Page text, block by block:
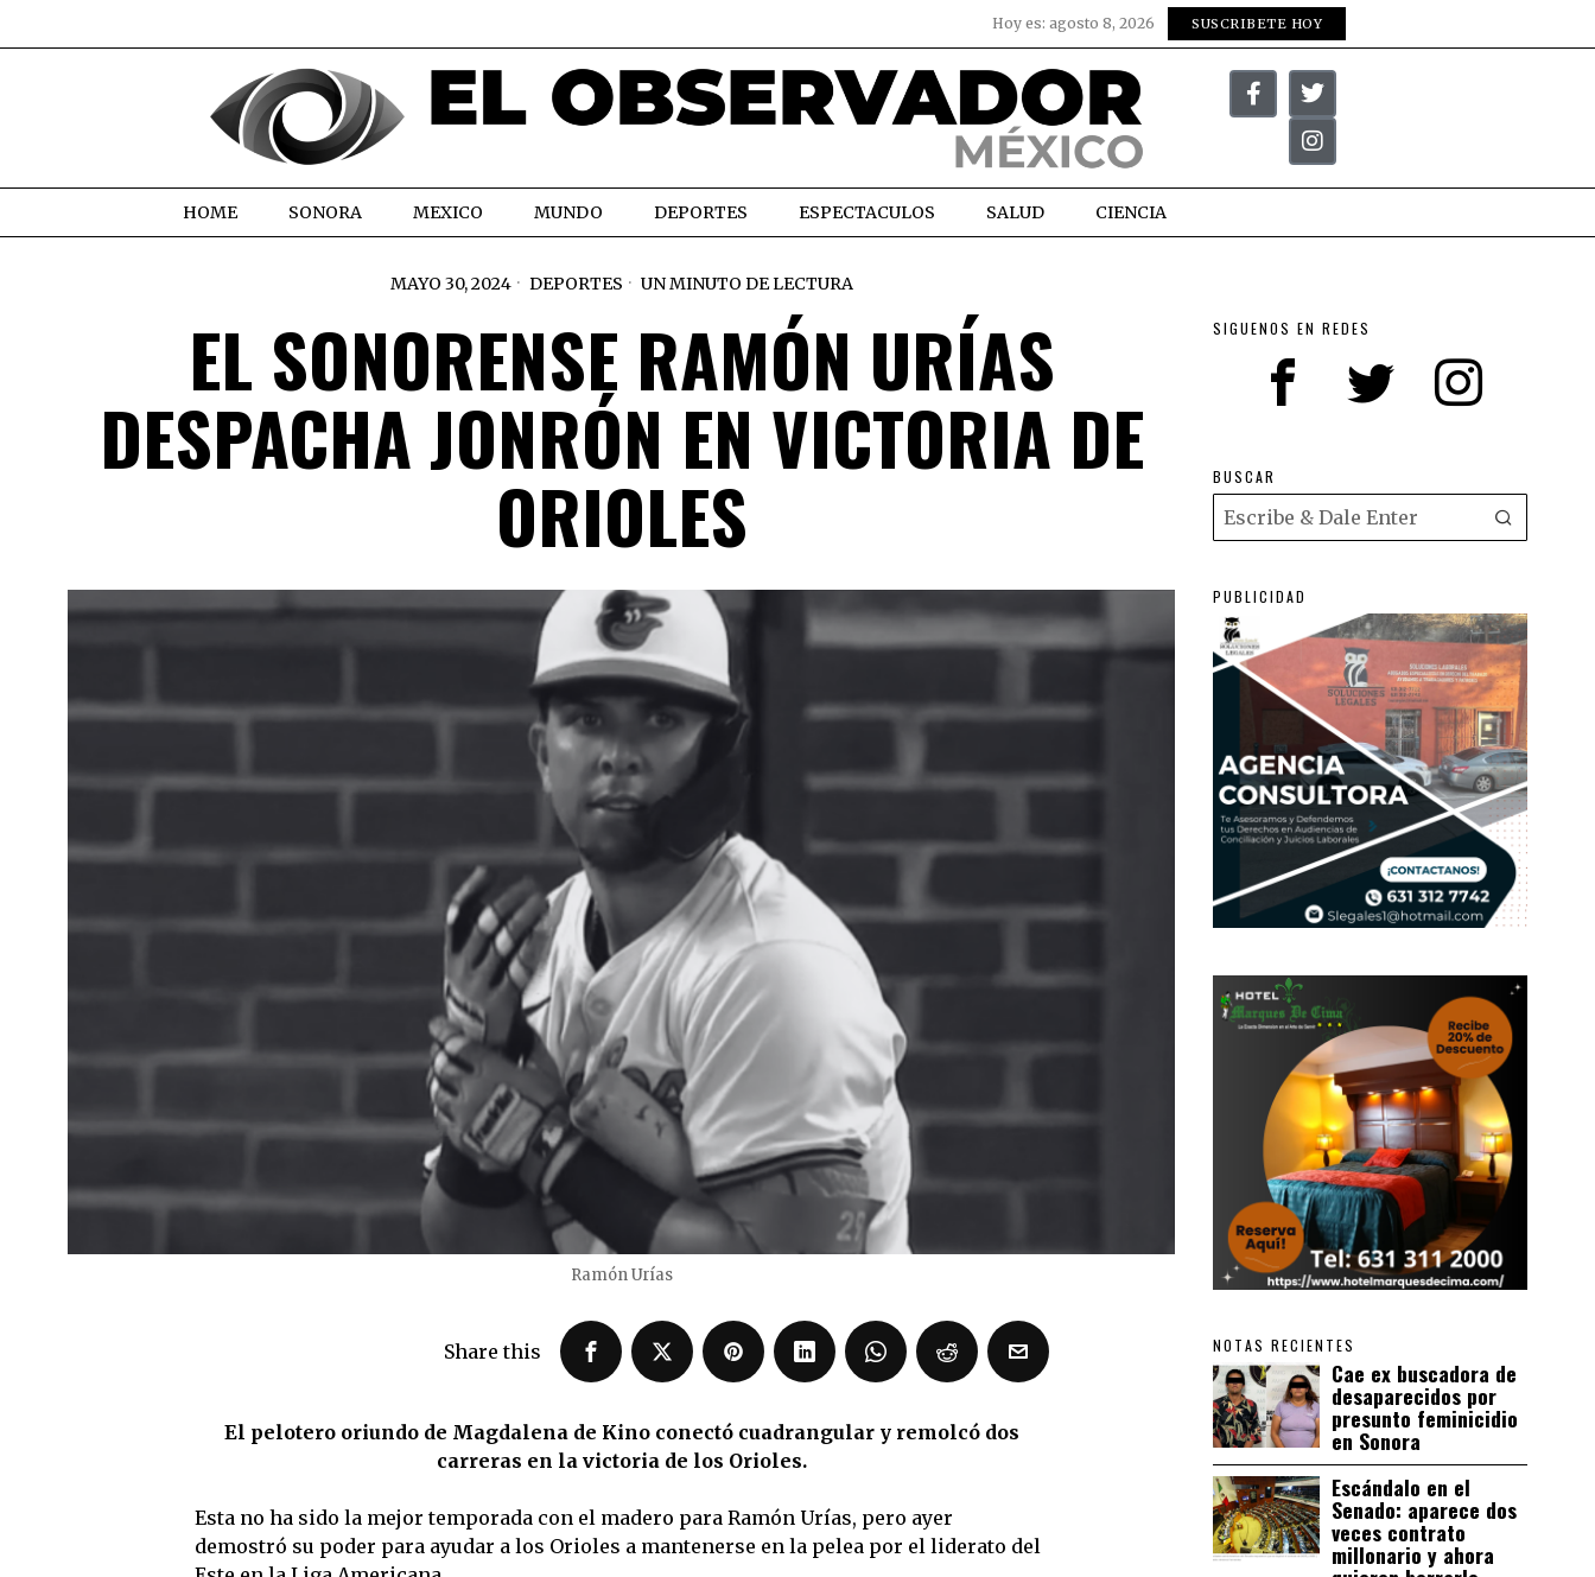
Hoy es: agosto 8, 2026 SUSCRIBETE HOY
HOME SONORA MEXICO MUNDO DEPORTES ESPECTACULOS SALUD CIENCIA
MAYO 30, 2024 DEPORTES UN MINUTO DE LECTURA
EL SONORENSE RAMÓN URÍAS
DESPACHA JONRÓN EN VICTORIA DE
ORIOLES
Ramón Urías
Share this
El pelotero oriundo de Magdalena de Kino conectó cuadrangular y remolcó dos
carreras en la victoria de los Orioles.
Esta no ha sido la mejor temporada con el madero para Ramón Urías, pero ayer
demostró su poder para ayudar a los Orioles a mantenerse en la pelea por el liderato del
SIGUENOS EN REDES
BUSCAR
PUBLICIDAD
NOTAS RECIENTES
Cae ex buscadora de
desaparecidos por
presunto feminicidio
en Sonora
Escándalo en el
Senado: aparece dos
veces contrato
millonario y ahora